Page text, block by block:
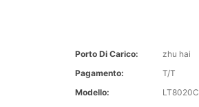
Porto Di Carico:
zhu hai
Pagamento:
T/T
Modello: